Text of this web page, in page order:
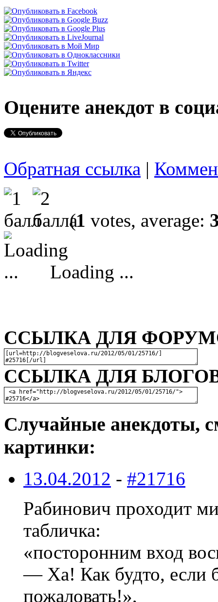
Оцените анекдот в
Обратная ссылка |
(1 votes, average:
Loading ...
ССЫЛКА ДЛЯ
ССЫЛКА ДЛЯ БЛОГОВ
Случайные анекдоты,
картинки:
13.04.2012 - #21716
Рабинович проходит
табличка:
«посторонним вход
— Ха! Как будто, если
пожаловать!»,